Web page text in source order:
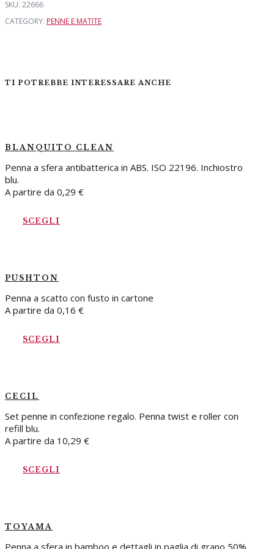
SKU: 22666
CATEGORY: PENNE E MATITE
TI POTREBBE INTERESSARE ANCHE
BLANQUITO CLEAN
Penna a sfera antibatterica in ABS. ISO 22196. Inchiostro
blu.
A partire da 0,29 €
SCEGLI
PUSHTON
Penna a scatto con fusto in cartone
A partire da 0,16 €
SCEGLI
CECIL
Set penne in confezione regalo. Penna twist e roller con
refill blu.
A partire da 10,29 €
SCEGLI
TOYAMA